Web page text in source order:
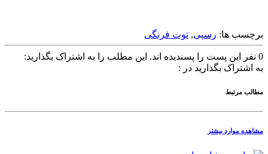
برچسب ها: رسپی, توت فرنگی
0 نفر این پست را پسندیده اند. این مطلب را به اشتراک بگذارید:
به اشتراک بگذارید در :
مطالب مرتبط
مشاهده موارد بیشتر